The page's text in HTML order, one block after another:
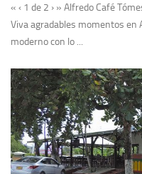
« ‹ 1 de 2 › » Alfredo Café
Viva agradables momentos en
moderno con lo ...